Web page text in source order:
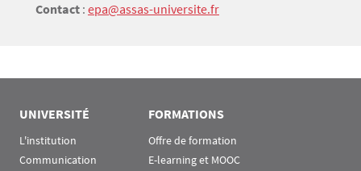
Contact : epa@assas-universite.fr
UNIVERSITÉ
L'institution
Communication
FORMATIONS
Offre de formation
E-learning et MOOC